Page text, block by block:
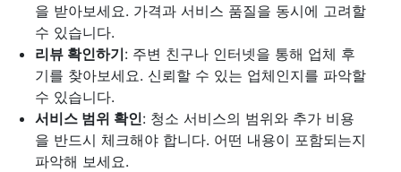
을 받아보세요. 가격과 서비스 품질을 동시에 고려할
수 있습니다.
리뷰 확인하기: 주변 친구나 인터넷을 통해 업체 후
기를 찾아보세요. 신뢰할 수 있는 업체인지를 파악할
수 있습니다.
서비스 범위 확인: 청소 서비스의 범위와 추가 비용
을 반드시 체크해야 합니다. 어떤 내용이 포함되는지
파악해 보세요.